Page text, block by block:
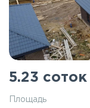
5.23 соток
Площадь